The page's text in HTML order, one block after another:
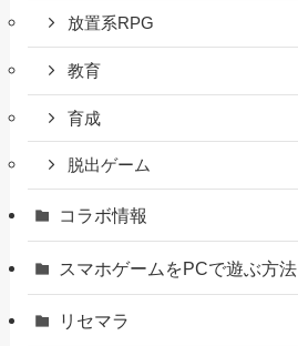
放置系RPG
教育
育成
脱出ゲーム
コラボ情報
スマホゲームをPCで遊ぶ方法
リセマラ